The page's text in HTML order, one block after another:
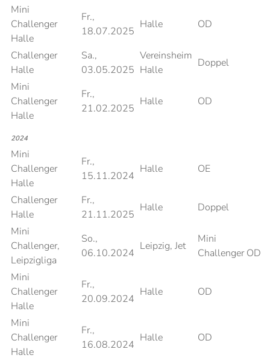
Mini
Challenger
Halle
Fr.,
18.07.2025
Halle OD
Challenger
Halle
Sa.,
03.05.2025
Vereinsheim
Halle
Doppel
Mini
Challenger
Halle
Fr.,
21.02.2025
Halle OD
2024
Mini
Challenger
Halle
Fr.,
15.11.2024
Halle OE
Challenger
Halle
Fr.,
21.11.2025
Halle
Doppel
Mini
Challenger,
Leipzigliga
So.,
06.10.2024
Leipzig, Jet
Mini
Challenger OD
Mini
Challenger
Halle
Fr.,
20.09.2024
Halle OD
Mini
Challenger
Halle
Fr.,
16.08.2024
Halle OD